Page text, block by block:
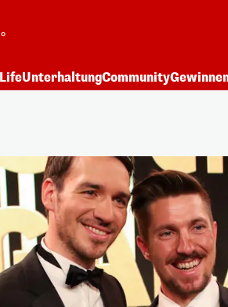
LifeUnterhaltungCommunity